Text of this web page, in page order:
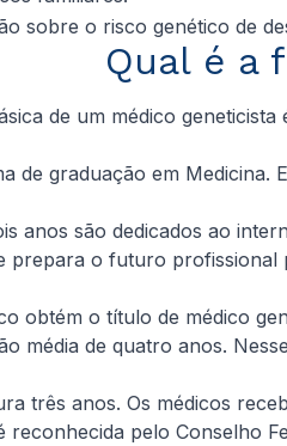
sobre o risco genético de
Qual é a
de um médico geneticista
de graduação em Medicina.
anos são dedicados ao
prepara o futuro profissional
obtém o título de médico
média de quatro anos.
três anos. Os médicos
reconhecida pelo Conselho